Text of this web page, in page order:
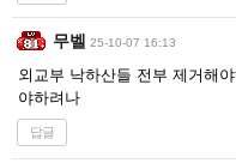
무벨 25-10-07 16:13
외교부 낙하산들 전부 제거해
야하려나
답글